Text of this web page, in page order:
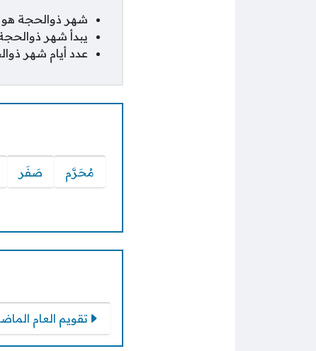
شهر ذوالحجة هو الشهر رقم
يبدأ شهر ذوالحجة يوم الاثنين 18 مايو 2026
عدد أيام شهر ذوالحجة
مُحَرَّم صَفَر
تقويم العام الماضي